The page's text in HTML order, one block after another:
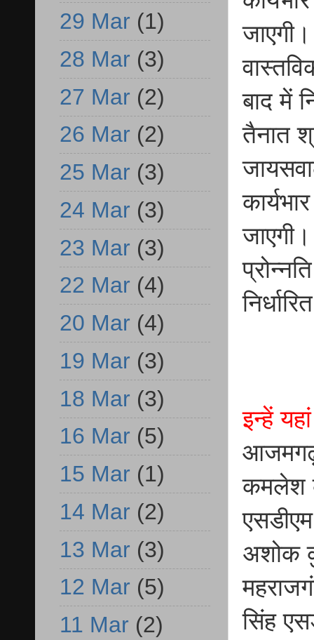
बाद में
तैनात
इन्हें
कमलेश
अशोक
सिंह
29 Mar (1)
28 Mar (3)
27 Mar (2)
26 Mar (2)
25 Mar (3)
24 Mar (3)
23 Mar (3)
22 Mar (4)
20 Mar (4)
19 Mar (3)
18 Mar (3)
16 Mar (5)
15 Mar (1)
14 Mar (2)
13 Mar (3)
12 Mar (5)
11 Mar (2)